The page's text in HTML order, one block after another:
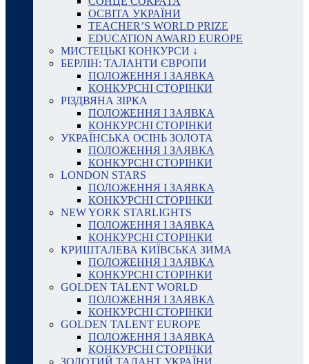
ОСВІТА УКРАЇНИ
TEACHER’S WORLD PRIZE
EDUCATION AWARD EUROPE
МИСТЕЦЬКІ КОНКУРСИ ↓
БЕРЛІН: ТАЛАНТИ ЄВРОПИ
ПОЛОЖЕННЯ І ЗАЯВКА
КОНКУРСНІ СТОРІНКИ
РІЗДВЯНА ЗІРКА
ПОЛОЖЕННЯ І ЗАЯВКА
КОНКУРСНІ СТОРІНКИ
УКРАЇНСЬКА ОСІНЬ ЗОЛОТА
ПОЛОЖЕННЯ І ЗАЯВКА
КОНКУРСНІ СТОРІНКИ
LONDON STARS
ПОЛОЖЕННЯ І ЗАЯВКА
КОНКУРСНІ СТОРІНКИ
NEW YORK STARLIGHTS
ПОЛОЖЕННЯ І ЗАЯВКА
КОНКУРСНІ СТОРІНКИ
КРИШТАЛЕВА КИЇВСЬКА ЗИМА
ПОЛОЖЕННЯ І ЗАЯВКА
КОНКУРСНІ СТОРІНКИ
GOLDEN TALENT WORLD
ПОЛОЖЕННЯ І ЗАЯВКА
КОНКУРСНІ СТОРІНКИ
GOLDEN TALENT EUROPE
ПОЛОЖЕННЯ І ЗАЯВКА
КОНКУРСНІ СТОРІНКИ
ЗОЛОТИЙ ТАЛАНТ УКРАЇНИ